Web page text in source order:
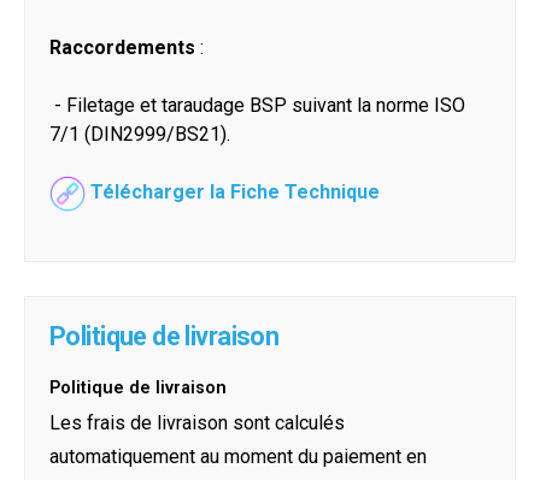
Raccordements :
- Filetage et taraudage BSP suivant la norme ISO
7/1 (DIN2999/BS21).
Télécharger la Fiche Technique
Politique de livraison
Politique de livraison
Les frais de livraison sont calculés
automatiquement au moment du paiement en